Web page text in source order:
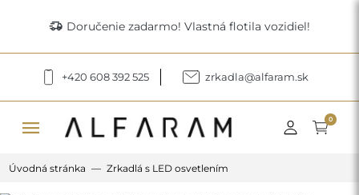
delivery_truck_speed Doručenie zadarmo! Vlastná flotila vozidiel!
+420 608 392 525 zrkadla@alfaram.sk
menu 0
Úvodná stránka Zrkadlá s LED osvetlením